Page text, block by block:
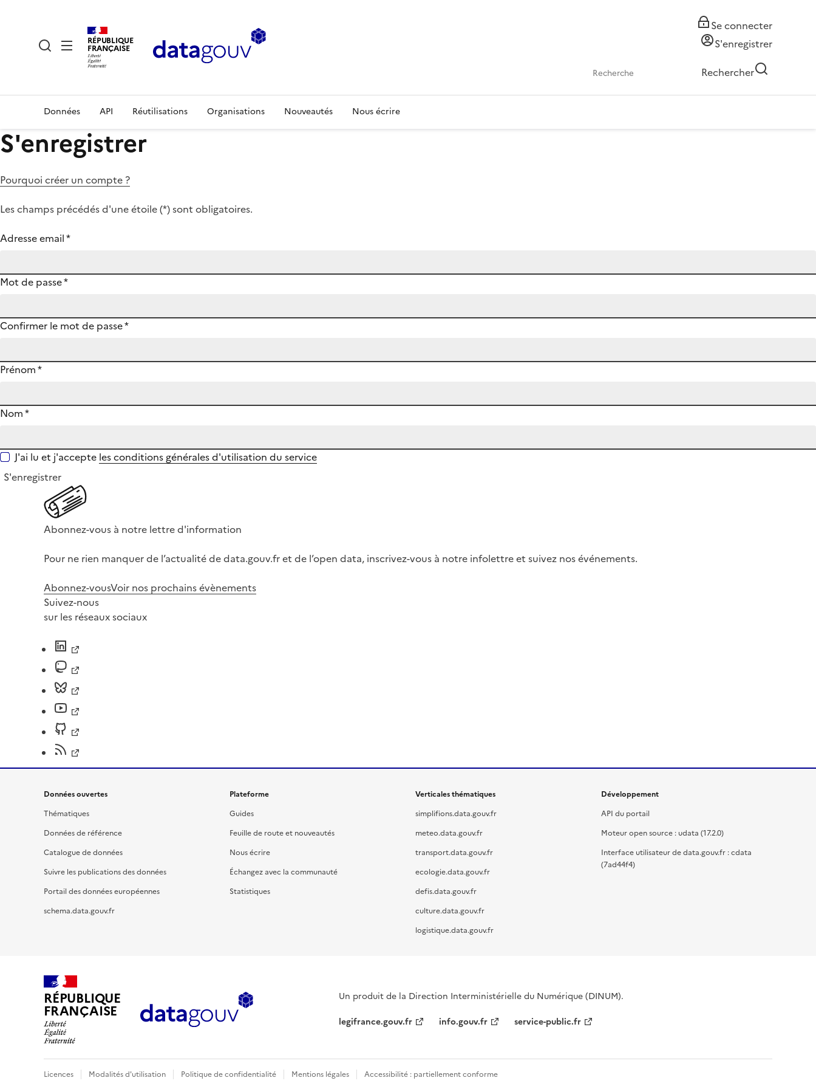
RÉPUBLIQUE
FRANÇAISE
Se connecter
S'enregistrer
Rechercher
Données API Réutilisations Organisations Nouveautés Nous écrire
S'enregistrer
Pourquoi créer un compte ?
Les champs précédés d'une étoile (*) sont obligatoires.
Adresse email*
Mot de passe*
Confirmer le mot de passe*
Prénom*
Nom*
J'ai lu et j'accepte les conditions générales d'utilisation du service
S'enregistrer
Abonnez-vous à notre lettre d'information
Pour ne rien manquer de l’actualité de data.gouv.fr et de l’open data, inscrivez-vous à notre infolettre et suivez nos événements.
Abonnez-vousVoir nos prochains évènements
Suivez-nous
sur les réseaux sociaux
Données ouvertes
Thématiques
Données de référence
Catalogue de données
Suivre les publications des données
Portail des données européennes
schema.data.gouv.fr
Plateforme
Guides
Feuille de route et nouveautés
Nous écrire
Échangez avec la communauté
Statistiques
Verticales thématiques
simplifions.data.gouv.fr
meteo.data.gouv.fr
transport.data.gouv.fr
ecologie.data.gouv.fr
defis.data.gouv.fr
culture.data.gouv.fr
logistique.data.gouv.fr
Développement
API du portail
Moteur open source : udata (17.2.0)
Interface utilisateur de data.gouv.fr : cdata
(7ad44f4)
RÉPUBLIQUE
FRANÇAISE
Un produit de la Direction Interministérielle du Numérique (DINUM).
legifrance.gouv.fr
info.gouv.fr service-public.fr
Licences Modalités d'utilisation Politique de confidentialité Mentions légales Accessibilité : partiellement conforme